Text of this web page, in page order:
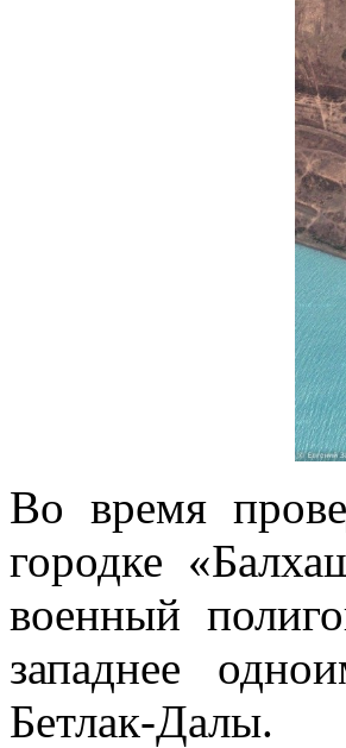
Во время
городке
военный
западнее
Бетлак-Далы.